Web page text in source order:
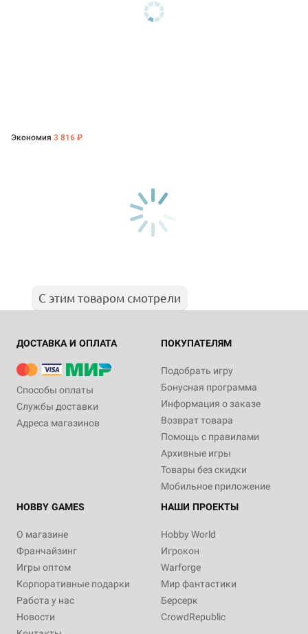
Экономия 3 816 ₽
С этим товаром смотрели
ДОСТАВКА И ОПЛАТА
Способы оплаты
Службы доставки
Адреса магазинов
ПОКУПАТЕЛЯМ
Подобрать игру
Бонусная программа
Информация о заказе
Возврат товара
Помощь с правилами
Архивные игры
Товары без скидки
Мобильное приложение
HOBBY GAMES
О магазине
Франчайзинг
Игры оптом
Корпоративные подарки
Работа у нас
Новости
НАШИ ПРОЕКТЫ
Hobby World
Игрокон
Warforge
Мир фантастики
Берсерк
CrowdRepublic